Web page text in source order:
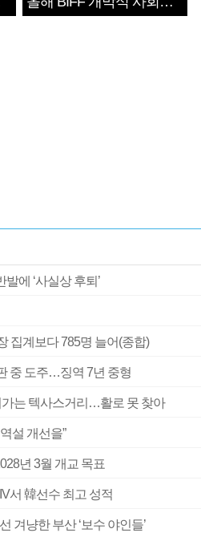
확정
에 ‘사실상 후퇴’
집계보다 785명 늘어(종합)
중 도주…징역 7년 중형
는 텍사스거리…활로 못 찾아
설 개선을”
년 3월 개교 목표
서 韓선수 최고 성적
겨냥한 부산 ‘보수 야인들’